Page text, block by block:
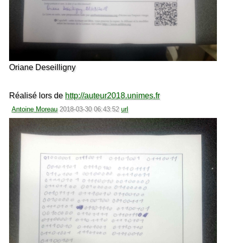
Oriane Deseilligny
Réalisé lors de http://auteur2018.unimes.fr
Antoine Moreau 2018-03-30 06:43:52 url